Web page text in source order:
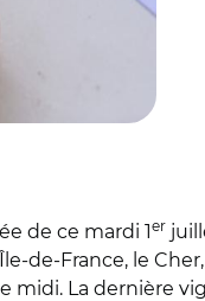
de ce mardi 1er
Î le-de-France, le
midi. La dernière